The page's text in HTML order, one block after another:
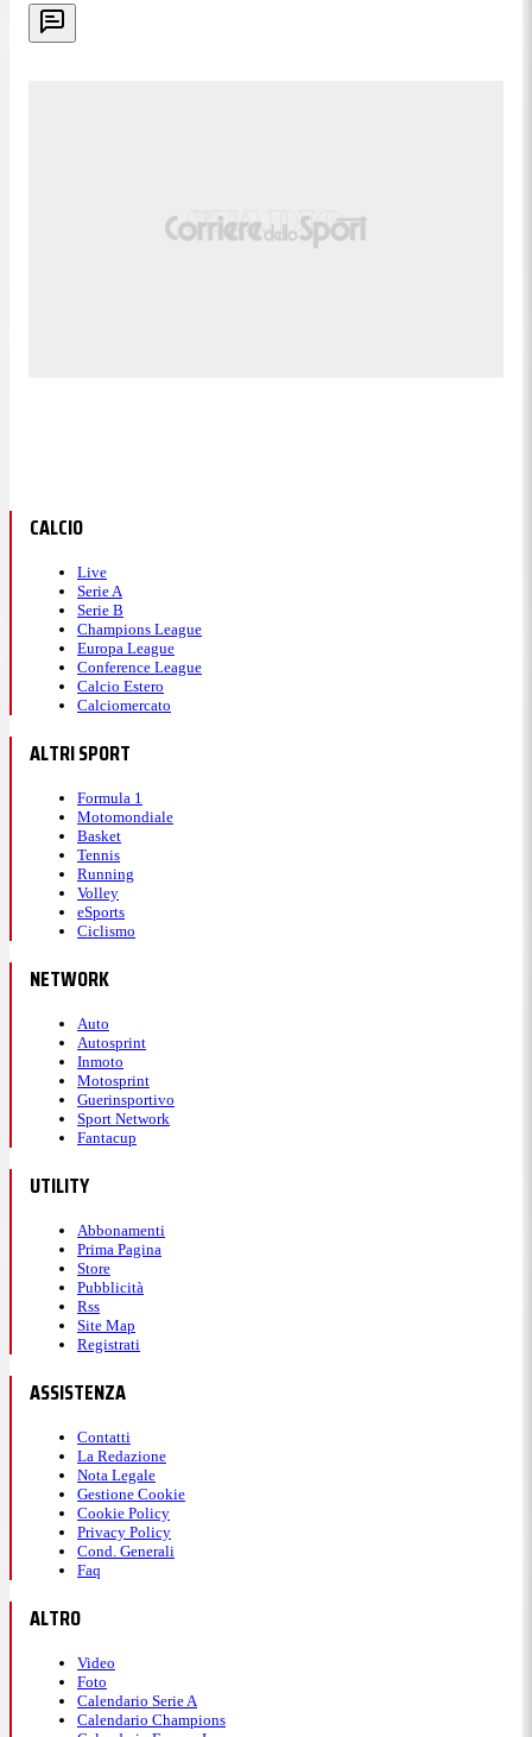
CALCIO
Live
Serie A
Serie B
Champions League
Europa League
Conference League
Calcio Estero
Calciomercato
ALTRI SPORT
Formula 1
Motomondiale
Basket
Tennis
Running
Volley
eSports
Ciclismo
NETWORK
Auto
Autosprint
Inmoto
Motosprint
Guerinsportivo
Sport Network
Fantacup
UTILITY
Abbonamenti
Prima Pagina
Store
Pubblicità
Rss
Site Map
Registrati
ASSISTENZA
Contatti
La Redazione
Nota Legale
Gestione Cookie
Cookie Policy
Privacy Policy
Cond. Generali
Faq
ALTRO
Video
Foto
Calendario Serie A
Calendario Champions